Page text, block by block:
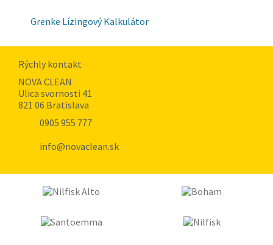
Grenke Lízingový Kalkulátor
Rýchly kontakt
NOVA CLEAN
Ulica svornosti 41
821 06 Bratislava
0905 955 777
info@novaclean.sk